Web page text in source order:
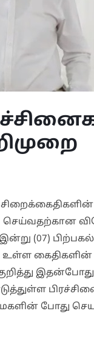
செய்வதற்கான
(07)
கைதிகளின்
இதன்போது
போது